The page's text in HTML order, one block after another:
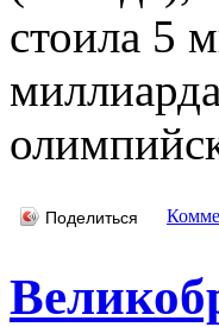
стоила 5
Поделиться